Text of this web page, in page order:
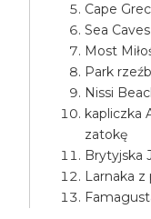
Cape
Sea
Most
Park rzeźb
Nissi
kapliczka
zatokę
Brytyjska
Larnaka z